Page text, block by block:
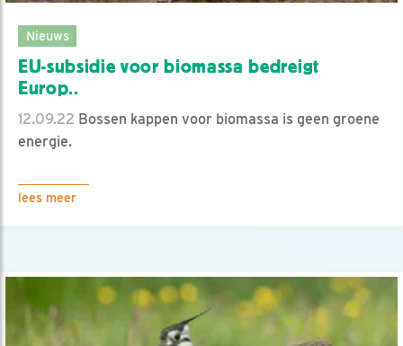
Nieuws
EU-subsidie voor biomassa bedreigt
Europ..
12.09.22 Bossen kappen voor biomassa is geen groene
energie.
lees meer